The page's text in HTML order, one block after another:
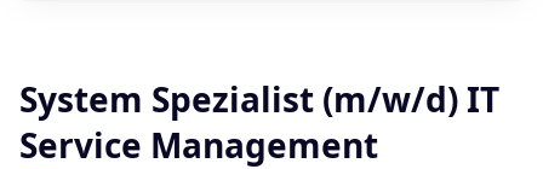
System Spezialist (m/w/d) IT
Service Management